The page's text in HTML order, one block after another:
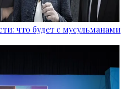
что будет с мусульманами